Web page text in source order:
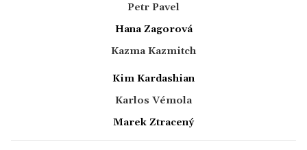
Petr Pavel
Hana Zagorová
Kazma Kazmitch
Kim Kardashian
Karlos Vémola
Marek Ztracený